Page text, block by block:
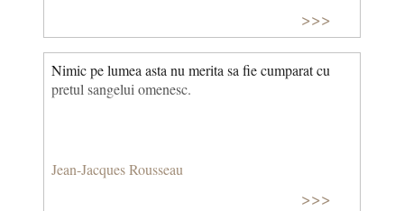
>>>
Nimic pe lumea asta nu merita sa fie cumparat cu
pretul sangelui omenesc.
Jean-Jacques Rousseau
>>>